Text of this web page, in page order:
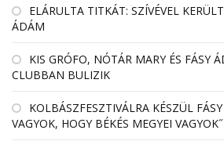
EL­ÁRULTA TIT­KÁT: SZÍ­VÉ­VEL
ÁDÁM
KIS GRÓFO, NÓTÁR MARY ÉS FÁSY
CLUBBAN BULIZIK
KOLBÁSZFESZTIVÁLRA KÉSZÜL
VAGYOK, HOGY BÉKÉS MEGYEI VAGYOK˝